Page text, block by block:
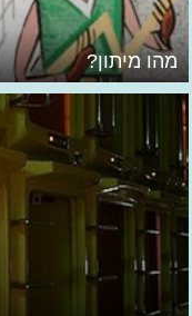
מהו מיתון?